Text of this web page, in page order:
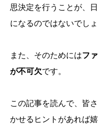
思決定を行うことが、
になるのではないでしょ
また、そのためにはフ
が不可欠です。
この記事を読んで、皆
かせるヒントがあれば嬉